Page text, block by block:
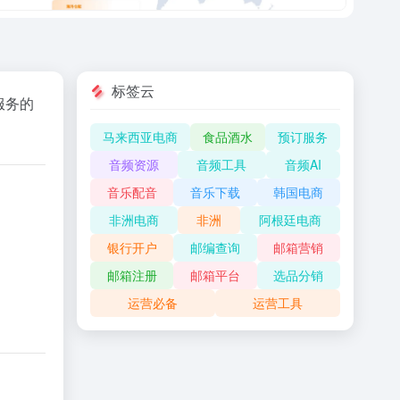
务的
标签云
马来西亚电商 食品酒水
预订服务
音频资源
音频工具
音频AI
音乐配音
音乐下载
韩国电商
非洲电商
非洲
阿根廷电商
银行开户
邮编查询
邮箱营销
邮箱注册
邮箱平台
选品分销
运营必备
运营工具